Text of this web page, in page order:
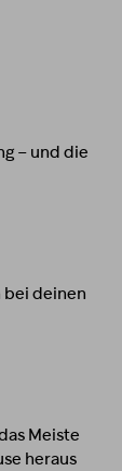
– und die
bei deinen
Meiste
heraus